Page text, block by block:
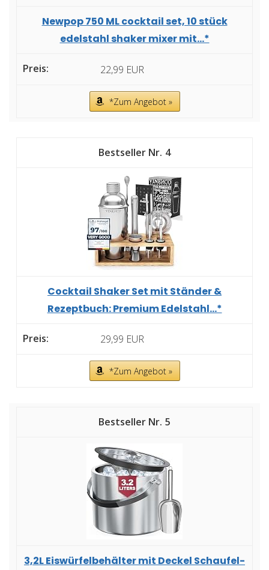
Newpop 750 ML cocktail set, 10 stück
edelstahl shaker mixer mit...*
22,99 EUR
*Zum Angebot »
4
Cocktail Shaker Set mit Ständer &
Rezeptbuch: Premium Edelstahl...*
29,99 EUR
*Zum Angebot »
5
3,2L Eiswürfelbehälter mit Deckel Schaufel-